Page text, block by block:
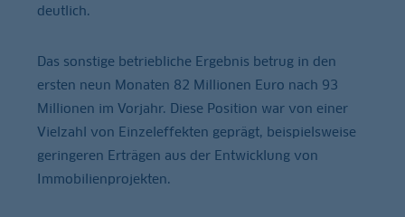
deutlich.
Das sonstige betriebliche Ergebnis betrug in den
ersten neun Monaten 82 Millionen Euro nach 93
Millionen im Vorjahr. Diese Position war von einer
Vielzahl von Einzeleffekten geprägt, beispielsweise
geringeren Erträgen aus der Entwicklung von
Immobilienprojekten.